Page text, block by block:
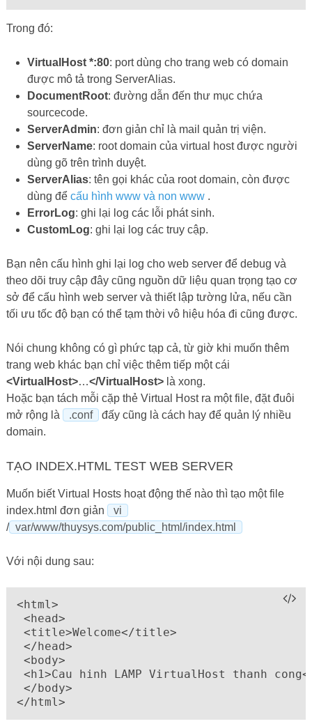
Trong đó:
VirtualHost *:80: port dùng cho trang web có domain
được mô tả trong ServerAlias.
DocumentRoot: đường dẫn đến thư mục chứa
sourcecode.
ServerAdmin: đơn giản chỉ là mail quản trị viện.
ServerName: root domain của virtual host được người
dùng gõ trên trình duyệt.
ServerAlias: tên gọi khác của root domain, còn được
dùng đểcấu hình www và non www .
ErrorLog: ghi lại log các lỗi phát sinh.
CustomLog: ghi lại log các truy cập.
Bạn nên cấu hình ghi lại log cho web server để debug và
theo dõi truy cập đây cũng nguồn dữ liệu quan trọng tạo cơ
sở để cấu hình web server và thiết lập tường lửa, nếu cần
tối ưu tốc độ bạn có thể tạm thời vô hiệu hóa đi cũng được.
Nói chung không có gì phức tạp cả, từ giờ khi muốn thêm
trang web khác bạn chỉ việc thêm tiếp một cái
<VirtualHost>…</VirtualHost>là xong.
Hoặc bạn tách mỗi cặp thẻ Virtual Host ra một file, đặt đuôi
mở rộng là
.conf
đấy cũng là cách hay để quản lý nhiều
domain.
TẠO INDEX.HTML TEST WEB SERVER
Muốn biết Virtual Hosts hoạt động thế nào thì tạo một file
index.html đơn giản
vi
/ var/www/thuysys.com/public_html/index.html
Với nội dung sau:
<html>
<head>
<title>Welcome</title>
</head>
<body>
<h1>Cau hinh LAMP VirtualHost thanh
</body>
</html>